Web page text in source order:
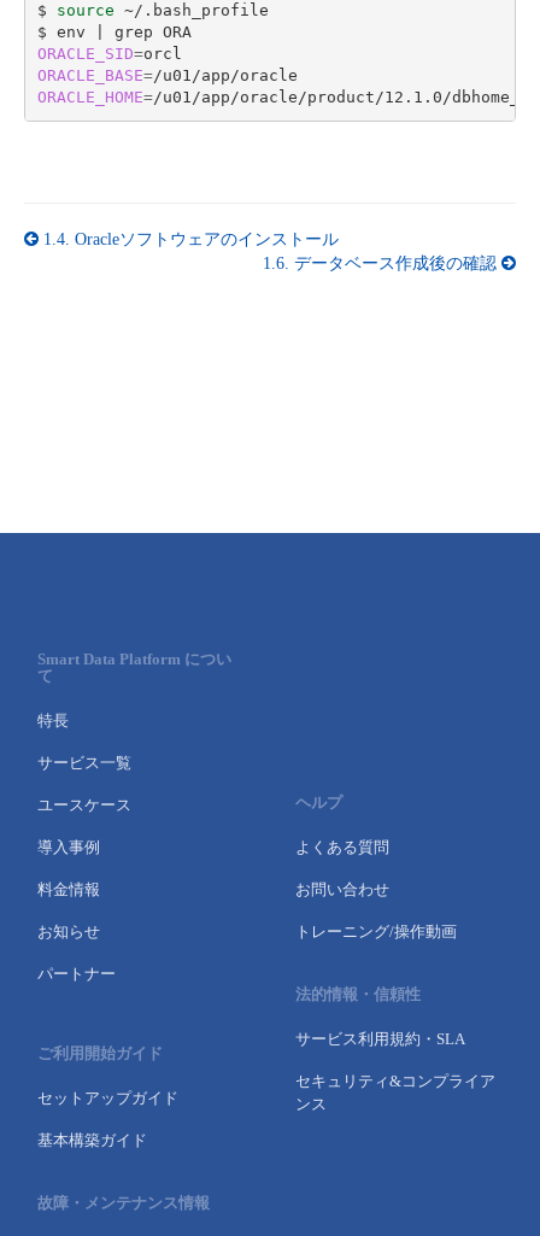
$ source ~/.bash_profile
$ env
grep ORA
ORACLE_SID=
ORACLE_BASE=
ORACLE_HOME=
1.4. Oracleソフトウェアのインストール
1.6. データベース作成後の確認
Smart Data Platform につい
て
特長
サービス一覧
ユースケース
導入事例
料金情報
お知らせ
パートナー
ご利用開始ガイド
セットアップガイド
基本構築ガイド
故障・メンテナンス情報
ヘルプ
よくある質問
お問い合わせ
トレーニング/操作動画
法的情報・信頼性
サービス利用規約・SLA
セキュリティ&コンプライア
ンス